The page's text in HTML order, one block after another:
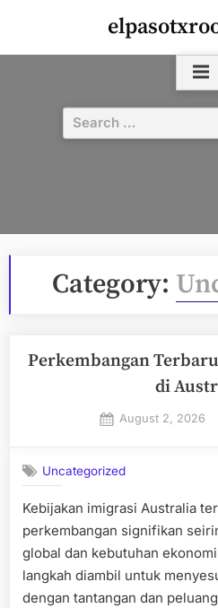
content
Search
for:
Category:
Perkembangan
di
Posted
August 2, 2026
Uncategorized
Kebijakan imigrasi Australia
perkembangan signifikan
global dan kebutuhan
langkah diambil untuk
dengan tantangan dan